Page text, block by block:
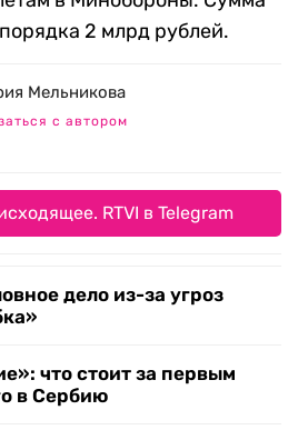
2 млрд рублей.
Мельникова
с автором
RTVI в Telegram
дело из-за угроз
что стоит за первым
в Сербию